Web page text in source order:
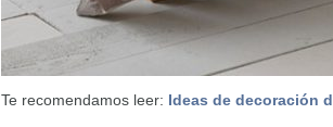
Te recomendamos leer: Ideas de decoración